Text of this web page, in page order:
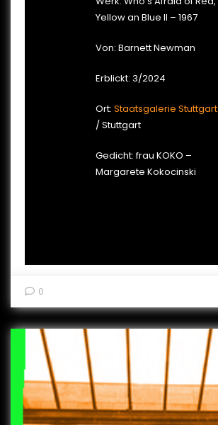
Yellow an Blue II – 1967
Von: Barnett Newman
Erblickt: 3/2024
Ort: Staatsgalerie Stuttgart
/ Stuttgart
Gedicht: frau KOKO –
Margarete Kokocinski
0